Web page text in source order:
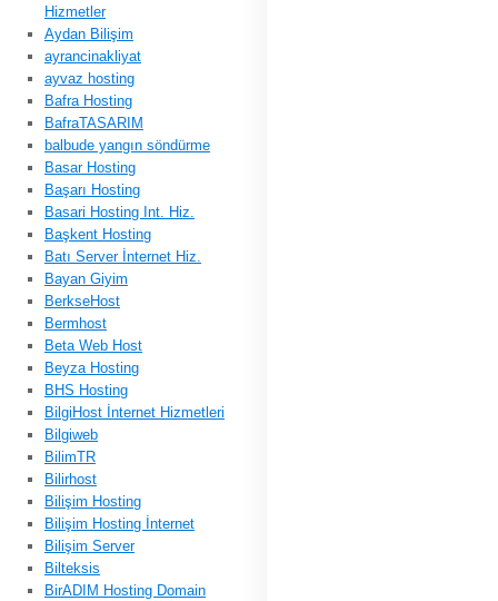
Hizmetler
Aydan Bilişim
ayrancinakliyat
ayvaz hosting
Bafra Hosting
BafraTASARIM
balbude yangın söndürme
Basar Hosting
Başarı Hosting
Basari Hosting Int. Hiz.
Başkent Hosting
Batı Server İnternet Hiz.
Bayan Giyim
BerkseHost
Bermhost
Beta Web Host
Beyza Hosting
BHS Hosting
BilgiHost İnternet Hizmetleri
Bilgiweb
BilimTR
Bilirhost
Bilişim Hosting
Bilişim Hosting İnternet
Bilişim Server
Bilteksis
BirADIM Hosting Domain